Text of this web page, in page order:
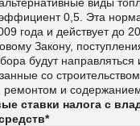
0,5. Эта
года и действует до
Закону,
будут направляться
со строительством,
ремонтом и
ставки налога с